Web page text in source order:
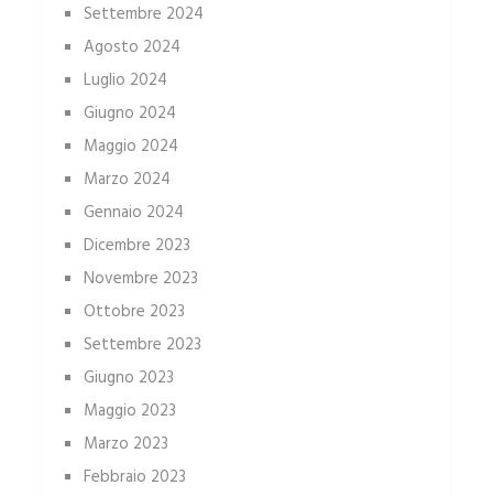
Settembre 2024
Agosto 2024
Luglio 2024
Giugno 2024
Maggio 2024
Marzo 2024
Gennaio 2024
Dicembre 2023
Novembre 2023
Ottobre 2023
Settembre 2023
Giugno 2023
Maggio 2023
Marzo 2023
Febbraio 2023